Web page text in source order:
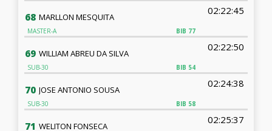
68
BIB 77
MARLLON MESQUITA
02:22:45
MASTER-A
69
BIB 54
WILLIAM ABREU DA SILVA
02:22:50
SUB-30
70
BIB 58
JOSE ANTONIO SOUSA
02:24:38
SUB-30
71 WELITON FONSECA
02:25:37